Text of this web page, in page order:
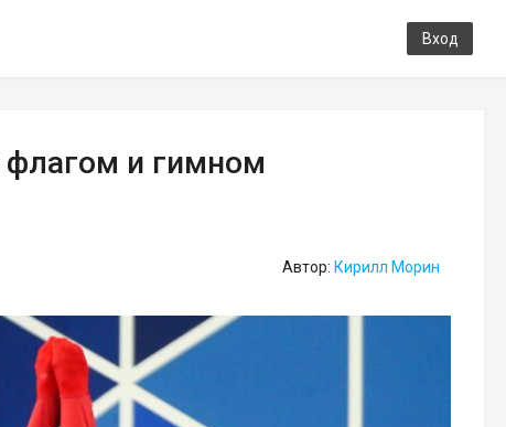
Вход
флагом и гимном
Автор: Кирилл Морин